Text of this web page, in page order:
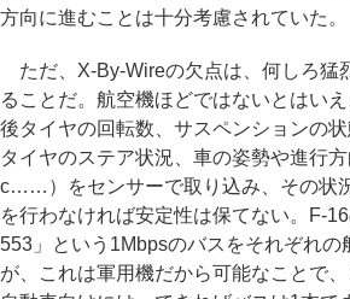
方向に進むことは十分考慮されていた。
ただ、X-By-Wireの欠点は、何しろ猛
ることだ。航空機ほどではないとはい
後タイヤの回転数、サスペンションの
タイヤのステア状況、車の姿勢や進行
c……）をセンサーで取り込み、その状
を行わなければ安定性は保てない。F-
553」という1Mbpsのバスをそれぞれの
が、これは軍用機だから可能なことで